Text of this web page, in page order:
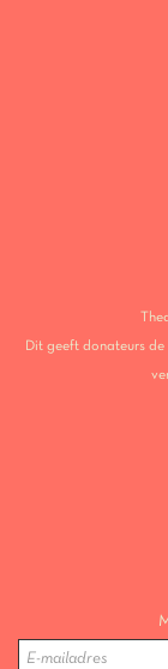
Dit geeft donateurs